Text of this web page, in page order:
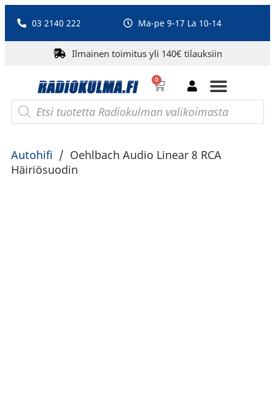
03 2140 222 Ma-pe 9-17 La 10-14
Ilmainen toimitus yli 140€ tilauksiin
0
Autohifi / Oehlbach Audio Linear 8 RCA
Häiriösuodin